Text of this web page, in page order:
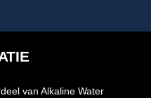
van Alkaline Water